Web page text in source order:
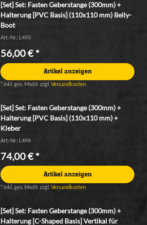
[Set] Set: Fasten Geberstange (300mm) +
Halterung [PVC Basis] (110x110 mm) Belly-
Boot
Art.-Nr.: L493
56,00 € *
Artikel anzeigen
* inkl. ges. MwSt. zzgl.Versandkosten
[Set] Set: Fasten Geberstange (300mm) +
Halterung [PVC Basis] (110x110 mm) +
Kleber
Art.-Nr.: L494
74,00 € *
Artikel anzeigen
* inkl. ges. MwSt. zzgl.Versandkosten
[Set] Set: Fasten Geberstange (300mm) +
Halterung [C-Shaped Basis] Vertikal für